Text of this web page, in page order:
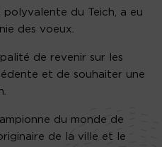
polyvalente du Teich, a eu
des voeux.
de revenir sur les
et de souhaiter une
du monde de
de la ville et le